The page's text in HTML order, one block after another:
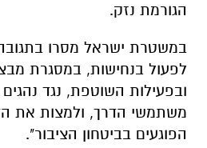
ובפעילות השוטפת, נגד
הפוגעים בביטחון הציבור".
אינדקס העסקים של באר